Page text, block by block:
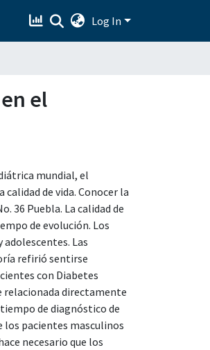
Log In
el
mundial, el
de vida. Conocer la
36 Puebla. La calidad de
de evolución. Los
Las
refirió sentirse
con Diabetes
relacionada directamente
de diagnóstico de
los pacientes masculinos
necesario que los